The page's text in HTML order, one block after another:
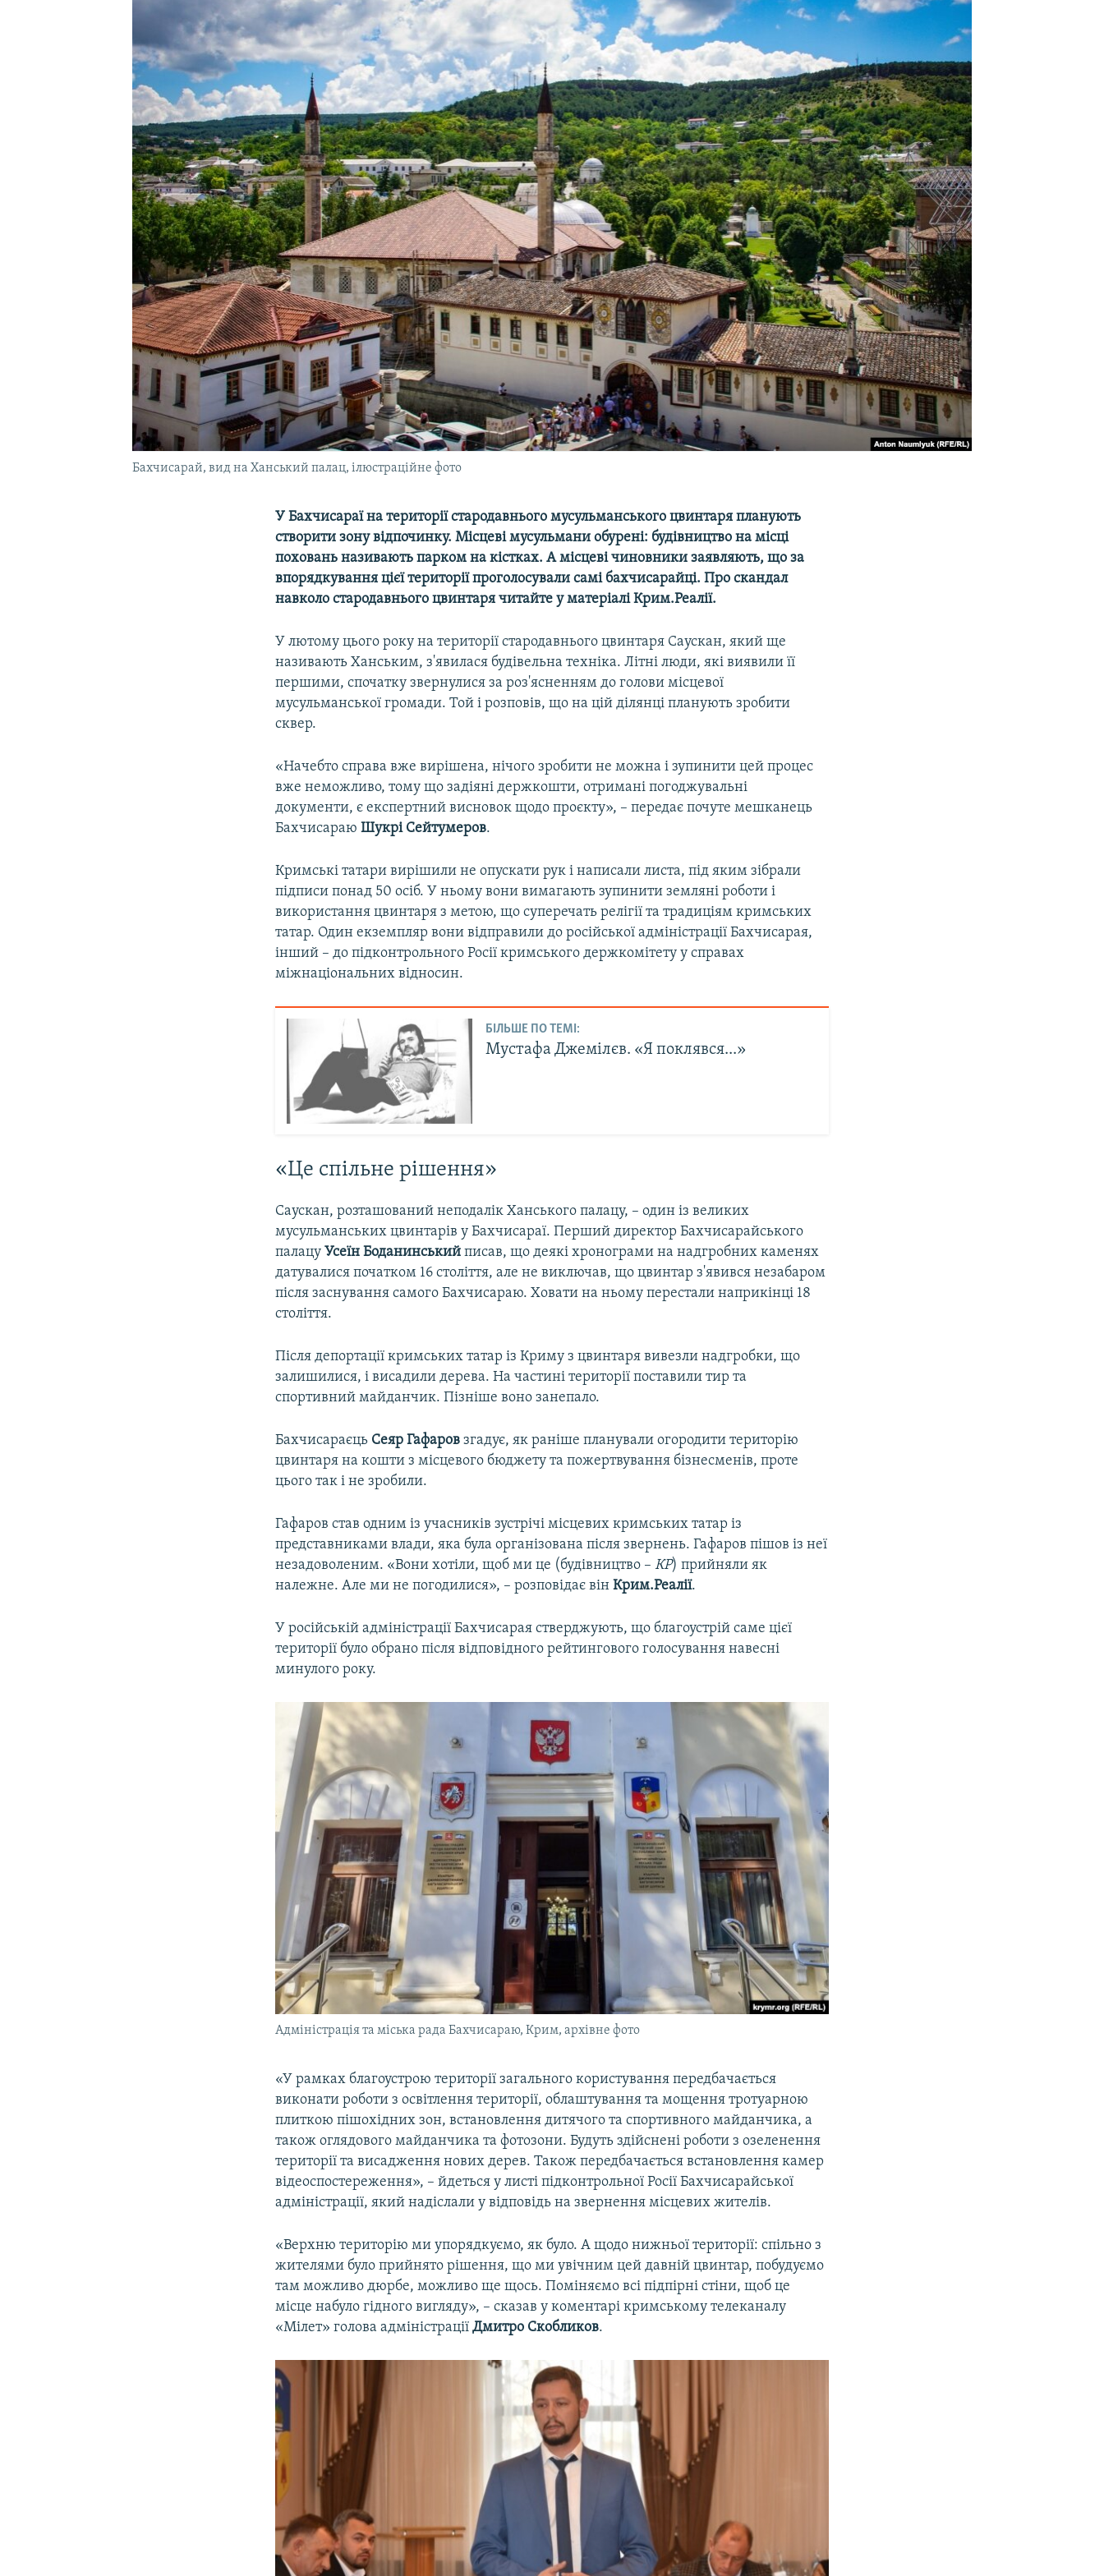
УКРАЇНСЬКА ПРОБЛЕМА КРИМУ
Бахчисарай, вид на Ханський палац, ілюстраційне фото
У Бахчисараї на території стародавнього мусульманського цвинтаря планують
створити зону відпочинку. Місцеві мусульмани обурені: будівництво на місці
поховань називають парком на кістках. А місцеві чиновники заявляють, що за
впорядкування цієї території проголосували самі бахчисарайці. Про скандал
навколо стародавнього цвинтаря читайте у матеріалі Крим.Реалії.
У лютому цього року на території стародавнього цвинтаря Саускан, який ще
називають Ханським, з'явилася будівельна техніка. Літні люди, які виявили її
першими, спочатку звернулися за роз'ясненням до голови місцевої
мусульманської громади. Той і розповів, що на цій ділянці планують зробити
сквер.
«Начебто справа вже вирішена, нічого зробити не можна і зупинити цей процес
вже неможливо, тому що задіяні держкошти, отримані погоджувальні
документи, є експертний висновок щодо проєкту», – передає почуте мешканець
БахчисараюШукрі Сейтумеров.
Кримські татари вирішили не опускати рук і написали листа, під яким зібрали
підписи понад 50 осіб. У ньому вони вимагають зупинити земляні роботи і
використання цвинтаря з метою, що суперечать релігії та традиціям кримських
татар. Один екземпляр вони відправили до російської адміністрації Бахчисарая,
інший – до підконтрольного Росії кримського держкомітету у справах
міжнаціональних відносин.
БІЛЬШЕ ПО ТЕМІ:
Мустафа Джемілєв. «Я поклявся...»
«Це спільне рішення»
Саускан, розташований неподалік Ханського палацу, – один із великих
мусульманських цвинтарів у Бахчисараї. Перший директор Бахчисарайського
палацу Усеїн Боданинськийписав, що деякі хронограми на надгробних каменях
датувалися початком 16 століття, але не виключав, що цвинтар з'явився незабаром
після заснування самого Бахчисараю. Ховати на ньому перестали наприкінці 18
століття.
Після депортації кримських татар із Криму з цвинтаря вивезли надгробки, що
залишилися, і висадили дерева. На частині території поставили тир та
спортивний майданчик. Пізніше воно занепало.
Бахчисараєць Сеяр Гафаров згадує, як раніше планували огородити територію
цвинтаря на кошти з місцевого бюджету та пожертвування бізнесменів, проте
цього так і не зробили.
Гафаров став одним із учасників зустрічі місцевих кримських татар із
представниками влади, яка була організована після звернень. Гафаров пішов із неї
незадоволеним. «Вони хотіли, щоб ми це (будівництво –КР) прийняли як
належне. Але ми не погодилися», – розповідає вінКрим.Реалії.
У російській адміністрації Бахчисарая стверджують, що благоустрій саме цієї
території було обрано після відповідного рейтингового голосування навесні
минулого року.
Адміністрація та міська рада Бахчисараю, Крим, архівне фото
«У рамках благоустрою території загального користування передбачається
виконати роботи з освітлення території, облаштування та мощення тротуарною
плиткою пішохідних зон, встановлення дитячого та спортивного майданчика, а
також оглядового майданчика та фотозони. Будуть здійснені роботи з озеленення
території та висадження нових дерев. Також передбачається встановлення камер
відеоспостереження», – йдеться у листі підконтрольної Росії Бахчисарайської
адміністрації, який надіслали у відповідь на звернення місцевих жителів.
«Верхню територію ми упорядкуємо, як було. А щодо нижньої території: спільно з
жителями було прийнято рішення, що ми увічним цей давній цвинтар, побудуємо
там можливо дюрбе, можливо ще щось. Поміняємо всі підпірні стіни, щоб це
місце набуло гідного вигляду», – сказав у коментарі кримському телеканалу
«Мілет» голова адміністраціїДмитро Скобликов.